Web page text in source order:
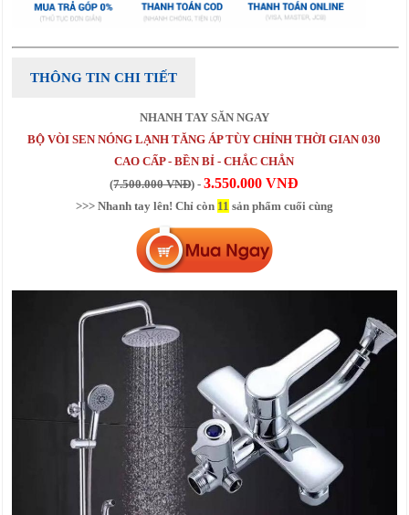
THÔNG TIN CHI TIẾT
NHANH TAY SĂN NGAY
BỘ VÒI SEN NÓNG LẠNH TĂNG ÁP TÙY CHỈNH THỜI GIAN 030
CAO CẤP - BỀN BỈ - CHẮC CHẮN
(7.500.000 VNĐ) -3.550.000 VNĐ
>>> Nhanh tay lên! Chỉ còn 11 sản phẩm cuối cùng